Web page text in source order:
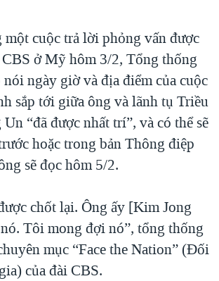
cuộc trả lời phỏng vấn được
ở Mỹ hôm 3/2, Tổng thống
ngày giờ và địa điểm của cuộc
sắp tới giữa ông và lãnh tụ Triều
“đã được nhất trí”, và có thể sẽ
hoặc trong bản Thông điệp
sẽ đọc hôm 5/2.
chốt lại. Ông ấy [Kim Jong
Tôi mong đợi nó”, tổng thống
mục “Face the Nation” (Đối
của đài CBS.